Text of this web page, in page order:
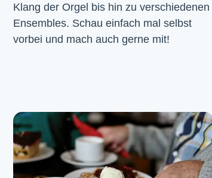
Klang der Orgel bis hin zu verschiedenen
Ensembles. Schau einfach mal selbst
vorbei und mach auch gerne mit!